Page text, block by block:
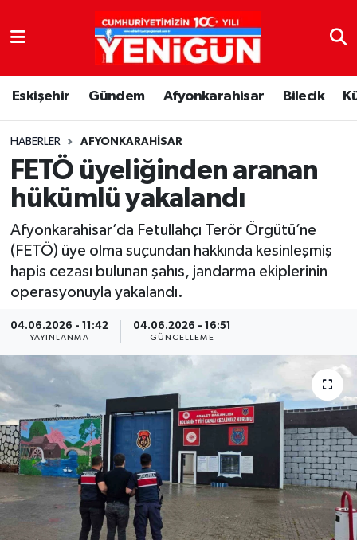
Eskişehir Gündem Afyonkarahisar Bilecik
HABERLER AFYONKARAHISAR
FETÖ üyeliğinden aranan
hükümlü yakalandı
Afyonkarahisar’da Fetullahçı Terör Örgütü’ne
(FETÖ) üye olma suçundan hakkında kesinleşmiş
hapis cezası bulunan şahıs, jandarma ekiplerinin
operasyonuyla yakalandı.
04.06.2026 - 11:42
YAYINLANMA
04.06.2026 - 16:51
GÜNCELLEME
Nöbetçi Eczaneler
Hava Durumu
Trafik Durumu
Süper Lig Puan Durumu ve Fikstür
Tüm Manşetler
Son Dakika Haberleri
Haber Arşivi